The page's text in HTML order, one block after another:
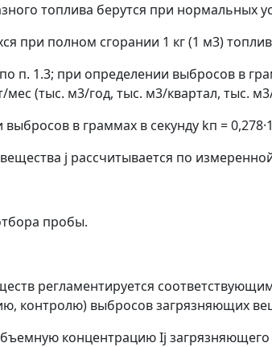
топлива берутся при нормальных
при полном сгорании 1 кг (1 м3)
п. 1.3; при определении выбросов в
мес (тыс. м3/год, тыс. м3/квартал, тыс. м3
в граммах в секунду kп =
j рассчитывается по
пробы.
регламентируется
контролю) выбросов загрязняющих
концентрациюIj